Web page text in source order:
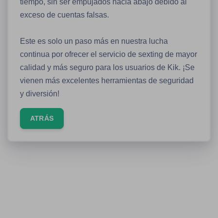
tiempo, sin ser empujados hacia abajo debido al
exceso de cuentas falsas.
Este es solo un paso más en nuestra lucha
continua por ofrecer el servicio de sexting de mayor
calidad y más seguro para los usuarios de Kik. ¡Se
vienen más excelentes herramientas de seguridad
y diversión!
ATRÁS